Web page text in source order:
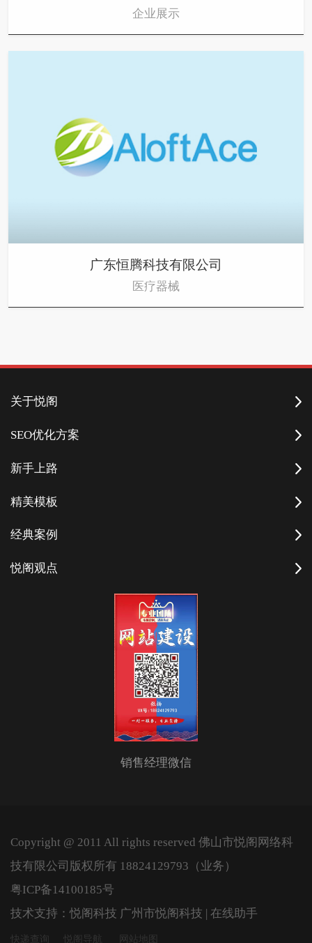
企业展示
广东恒腾科技有限公司
医疗器械
关于悦阁
SEO优化方案
新手上路
精美模板
经典案例
悦阁观点
销售经理微信
Copyright @ 2011 All rights reserved 佛山市悦阁网络科
技有限公司版权所有 18824129793（业务）
粤ICP备14100185号
技术支持：悦阁科技 广州市悦阁科技 | 在线助手
快递查询 悦阁导航 网站地图